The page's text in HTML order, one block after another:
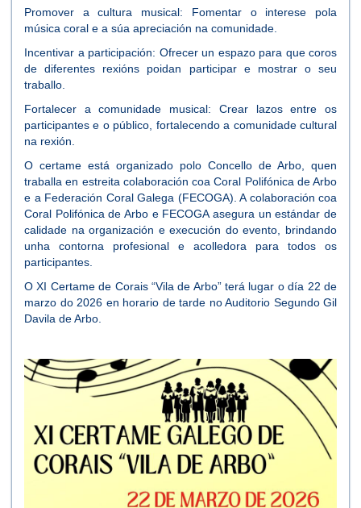
Promover a cultura musical: Fomentar o interese pola
música coral e a súa apreciación na comunidade.
Incentivar a participación: Ofrecer un espazo para que coros
de diferentes rexións poidan participar e mostrar o seu
traballo.
Fortalecer a comunidade musical: Crear lazos entre os
participantes e o público, fortalecendo a comunidade cultural
na rexión.
O certame está organizado polo Concello de Arbo, quen
traballa en estreita colaboración coa Coral Polifónica de Arbo
e a Federación Coral Galega (FECOGA). A colaboración coa
Coral Polifónica de Arbo e FECOGA asegura un estándar de
calidade na organización e execución do evento, brindando
unha contorna profesional e acolledora para todos os
participantes.
O XI Certame de Corais “Vila de Arbo” terá lugar o día 22 de
marzo do 2026 en horario de tarde no Auditorio Segundo Gil
Davila de Arbo.